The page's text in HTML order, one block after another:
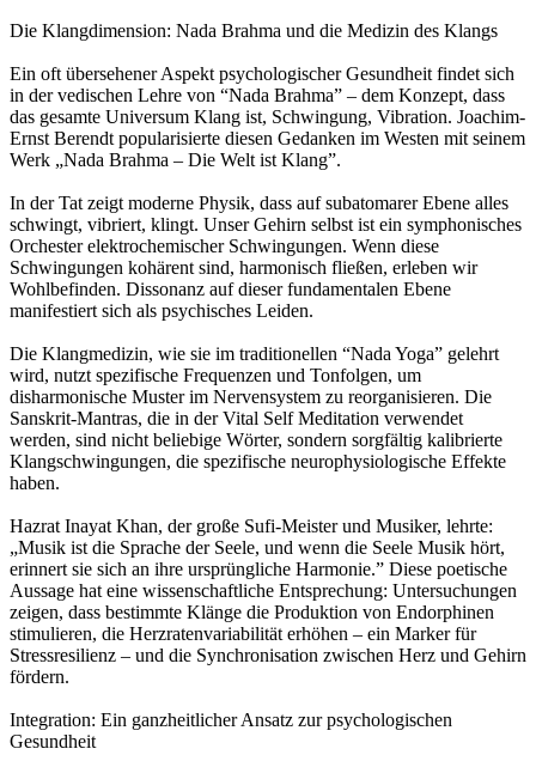
Die Klangdimension: Nada Brahma und die Medizin des Klangs
Ein oft übersehener Aspekt psychologischer Gesundheit findet sich
in der vedischen Lehre von “Nada Brahma” – dem Konzept, dass
das gesamte Universum Klang ist, Schwingung, Vibration. Joachim-
Ernst Berendt popularisierte diesen Gedanken im Westen mit seinem
Werk „Nada Brahma – Die Welt ist Klang”.
In der Tat zeigt moderne Physik, dass auf subatomarer Ebene alles
schwingt, vibriert, klingt. Unser Gehirn selbst ist ein symphonisches
Orchester elektrochemischer Schwingungen. Wenn diese
Schwingungen kohärent sind, harmonisch fließen, erleben wir
Wohlbefinden. Dissonanz auf dieser fundamentalen Ebene
manifestiert sich als psychisches Leiden.
Die Klangmedizin, wie sie im traditionellen “Nada Yoga” gelehrt
wird, nutzt spezifische Frequenzen und Tonfolgen, um
disharmonische Muster im Nervensystem zu reorganisieren. Die
Sanskrit-Mantras, die in der Vital Self Meditation verwendet
werden, sind nicht beliebige Wörter, sondern sorgfältig kalibrierte
Klangschwingungen, die spezifische neurophysiologische Effekte
haben.
Hazrat Inayat Khan, der große Sufi-Meister und Musiker, lehrte:
„Musik ist die Sprache der Seele, und wenn die Seele Musik hört,
erinnert sie sich an ihre ursprüngliche Harmonie.” Diese poetische
Aussage hat eine wissenschaftliche Entsprechung: Untersuchungen
zeigen, dass bestimmte Klänge die Produktion von Endorphinen
stimulieren, die Herzratenvariabilität erhöhen – ein Marker für
Stressresilienz – und die Synchronisation zwischen Herz und Gehirn
fördern.
Integration: Ein ganzheitlicher Ansatz zur psychologischen
Gesundheit